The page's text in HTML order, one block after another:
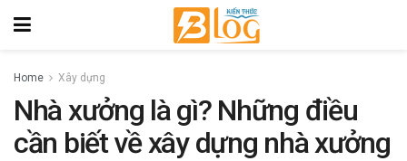
Home Xây dựng
Nhà xưởng là gì? Những điều
cần biết về xây dựng nhà xưởng